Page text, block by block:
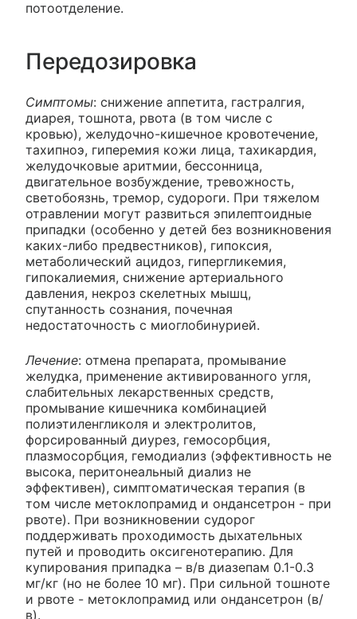
потоотделение.
Передозировка
Симптомы: снижение аппетита, гастралгия,
диарея, тошнота, рвота (в том числе с
кровью), желудочно-кишечное кровотечение,
тахипноэ, гиперемия кожи лица, тахикардия,
желудочковые аритмии, бессонница,
двигательное возбуждение, тревожность,
светобоязнь, тремор, судороги. При тяжелом
отравлении могут развиться эпилептоидные
припадки (особенно у детей без возникновения
каких-либо предвестников), гипоксия,
метаболический ацидоз, гипергликемия,
гипокалиемия, снижение артериального
давления, некроз скелетных мышц,
спутанность сознания, почечная
недостаточность с миоглобинурией.
Лечение: отмена препарата, промывание
желудка, применение активированного угля,
слабительных лекарственных средств,
промывание кишечника комбинацией
полиэтиленгликоля и электролитов,
форсированный диурез, гемосорбция,
плазмосорбция, гемодиализ (эффективность не
высока, перитонеальный диализ не
эффективен), симптоматическая терапия (в
том числе метоклопрамид и ондансетрон - при
рвоте). При возникновении судорог
поддерживать проходимость дыхательных
путей и проводить оксигенотерапию. Для
купирования припадка – в/в диазепам 0.1-0.3
мг/кг (но не более 10 мг). При сильной тошноте
и рвоте - метоклопрамид или ондансетрон (в/
в).